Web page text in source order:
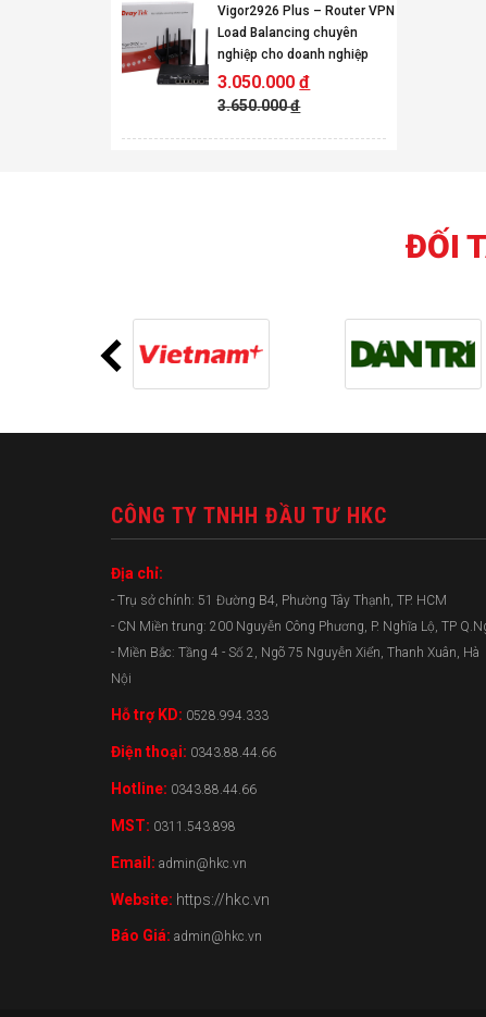
Vigor2926 Plus – Router VPN
Load Balancing chuyên
nghiệp cho doanh nghiệp
3.050.000đ
3.650.000đ
ĐỐI
CÔNG TY TNHH ĐẦU TƯ HKC
Địa chỉ:
- Trụ sở chính: 51 Đường B4, Phường Tây Thạnh, TP. HCM
- CN Miền trung: 200 Nguyễn Công Phương, P. Nghĩa Lộ, TP
- Miền Bắc: Tầng 4 - Số 2, Ngõ 75 Nguyễn Xiển, Thanh Xuân, Hà
Nội
Hỗ trợ KD: 0528.994.333
Điện thoại: 0343.88.44.66
Hotline: 0343.88.44.66
MST: 0311.543.898
Email: admin@hkc.vn
Website: https://hkc.vn
Báo Giá: admin@hkc.vn